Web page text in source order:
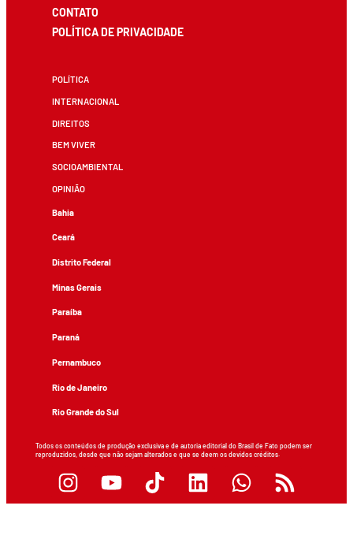
CONTATO
POLÍTICA DE PRIVACIDADE
POLÍTICA
INTERNACIONAL
DIREITOS
BEM VIVER
SOCIOAMBIENTAL
OPINIÃO
Bahia
Ceará
Distrito Federal
Minas Gerais
Paraíba
Paraná
Pernambuco
Rio de Janeiro
Rio Grande do Sul
Todos os conteúdos de produção exclusiva e de autoria editorial do Brasil de Fato podem ser
reproduzidos, desde que não sejam alterados e que se deem os devidos créditos.